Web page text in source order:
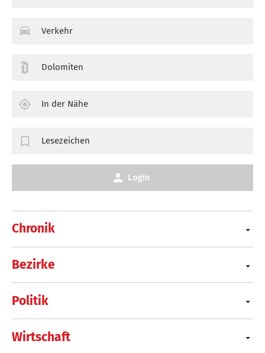
Chronik
Bezirke
Politik
Wirtschaft
Verkehr
Dolomiten
In der Nähe
Lesezeichen
Login